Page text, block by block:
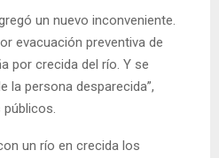
un nuevo inconveniente.
evacuación preventiva de
por crecida del río. Y se
la persona desparecida”,
un río en crecida los